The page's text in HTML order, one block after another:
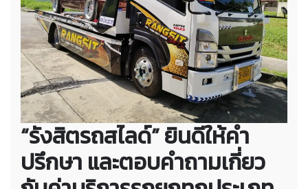
“รังสิตรถสไลด์” ยินดีให้คำ
ปรึกษา และตอบคำถามเกี่ยว